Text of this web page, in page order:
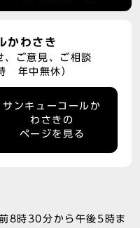
かわさき
、ご意見、ご相談
年中無休）
サンキューコールか
わさきの
ページを見る
8時30分から午後5時ま